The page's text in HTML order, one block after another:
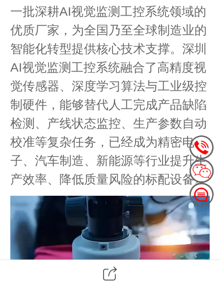
一批深耕AI视觉监测工控系统领域的
优质厂家，为全国乃至全球制造业的
智能化转型提供核心技术支撑。深圳
AI视觉监测工控系统融合了高精度视
觉传感器、深度学习算法与工业级控
制硬件，能够替代人工完成产品缺陷
检测、产线状态监控、生产参数自动
校准等复杂任务，已经成为精密电
子、汽车制造、新能源等行业提升生
产效率、降低质量风险的标配设备。